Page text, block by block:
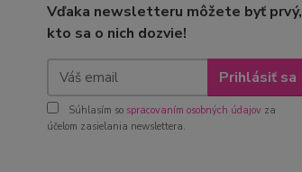
Vďaka newsletteru môžete byť prvý,
kto sa o nich dozvie!
Prihlásiť sa
Súhlasím so spracovaním osobných údajov za
účelom zasielania newslettera.